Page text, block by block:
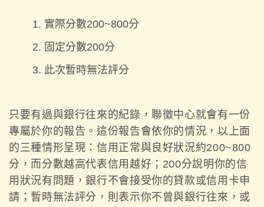
實際分數200~800分
固定分數200分
此次暫時無法評分
只要有過與銀行往來的紀錄，聯徵中心就會有一份
專屬於你的報告。這份報告會依你的情況，以上面
的三種情形呈現：信用正常與良好狀況約200~800
分，而分數越高代表信用越好；200分說明你的信
用狀況有問題，銀行不會接受你的貸款或信用卡申
請；暫時無法評分，則表示你不曾與銀行往來，或